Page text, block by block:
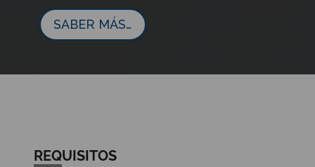
SABER MÁS…
REQUISITOS